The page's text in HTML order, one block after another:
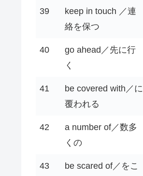
39
keep in touch ／連
絡を保つ
40
go ahead／先に行
く
41
be covered with／に
覆われる
42
a number of／数多
くの
43 be scared of／をこ